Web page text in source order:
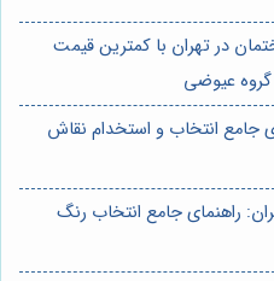
در تهران با کمترین قیمت
عیوضی
جامع انتخاب و استخدام نقاش
راهنمای جامع انتخاب رنگ